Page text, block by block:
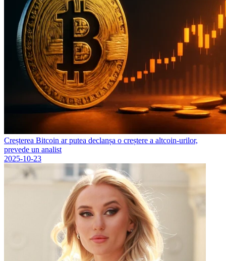
Creșterea Bitcoin ar putea declanșa o creștere a altcoin-urilor,
prevede un analist
2025-10-23